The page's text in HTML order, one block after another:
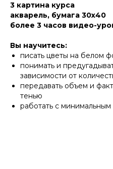
3 картина курса
акварель, бумага 30х40
более 3 часов видео-
Вы научитесь:
писать цветы на белом
понимать и
зависимости от
передавать объем и
тенью
работать с